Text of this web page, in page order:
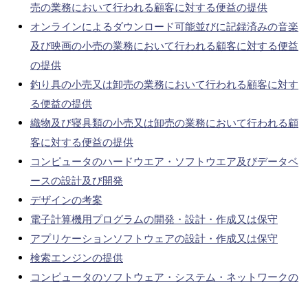
売の業務において行われる顧客に対する便益の提供
オンラインによるダウンロード可能並びに記録済みの音楽
及び映画の小売の業務において行われる顧客に対する便益
の提供
釣り具の小売又は卸売の業務において行われる顧客に対す
る便益の提供
織物及び寝具類の小売又は卸売の業務において行われる顧
客に対する便益の提供
コンピュータのハードウエア・ソフトウエア及びデータベ
ースの設計及び開発
デザインの考案
電子計算機用プログラムの開発・設計・作成又は保守
アプリケーションソフトウェアの設計・作成又は保守
検索エンジンの提供
コンピュータのソフトウェア・システム・ネットワークの